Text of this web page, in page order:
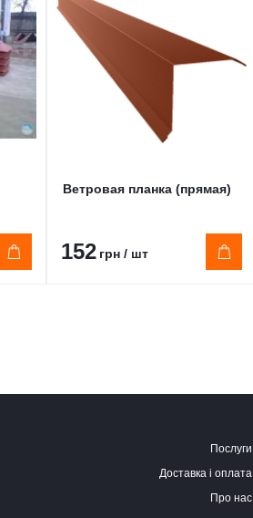
Ветровая планка (прямая)
152 грн / шт
Послуги
Доставка і оплата
Про нас